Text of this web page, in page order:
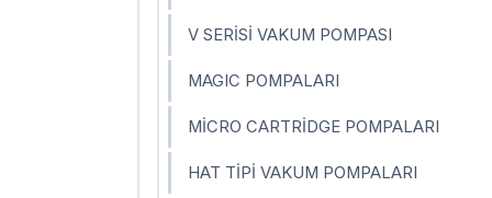
V SERİSİ VAKUM POMPASI
MAGIC POMPALARI
MİCRO CARTRİDGE POMPALARI
HAT TİPİ VAKUM POMPALARI